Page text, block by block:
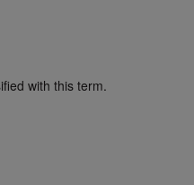
with this term.